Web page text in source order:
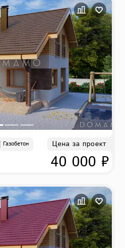
Газобетон Цена за проект
40 000 ₽